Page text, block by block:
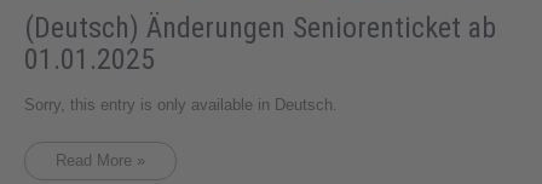
(Deutsch) Änderungen Seniorenticket ab
01.01.2025
Sorry, this entry is only available in Deutsch.
Read More »